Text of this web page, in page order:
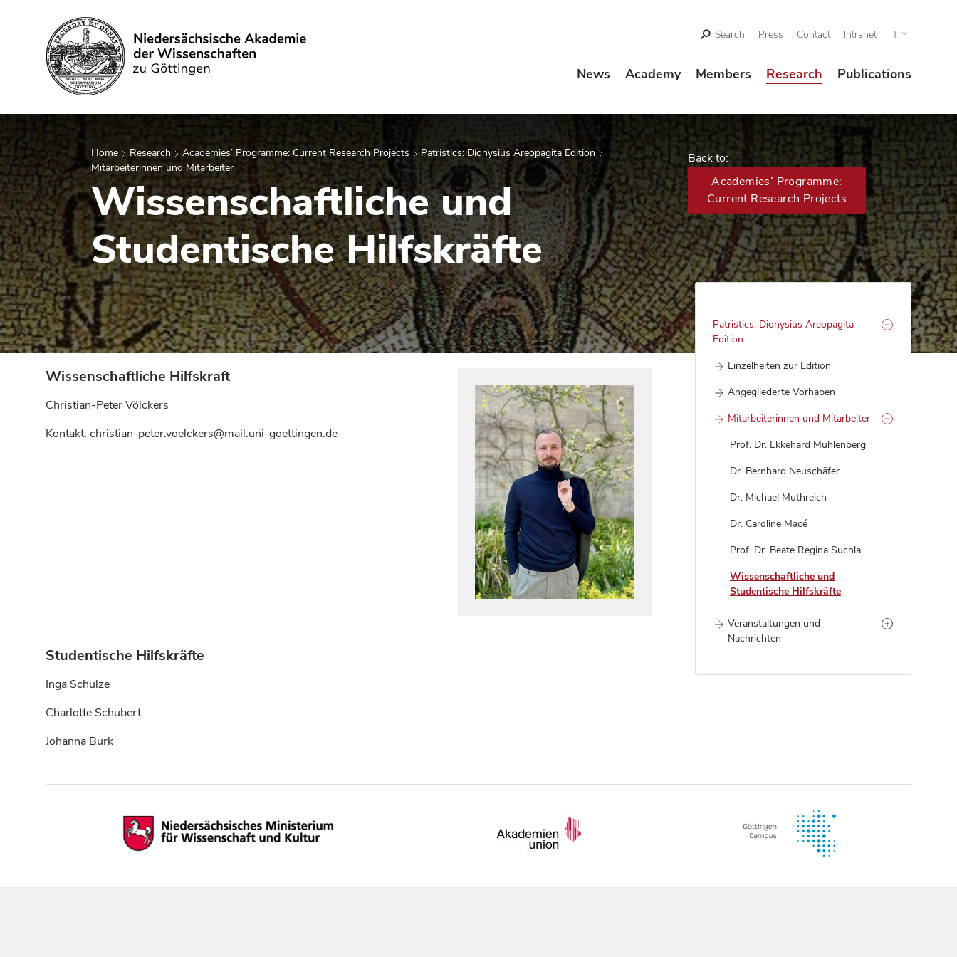
Search
Search Press Contact Intranet IT
News Academy Members Research Publications
Home Research Academies’ Programme: Current Research Projects
Patristics: Dionysius Areopagita Edition
Mitarbeiterinnen und Mitarbeiter
Wissenschaftliche und
Studentische Hilfskräfte
Back to:
Academies’ Programme:
Current Research Projects
Patristics: Dionysius Areopagita
Edition
Einzelheiten zur Edition
Angegliederte Vorhaben
Mitarbeiterinnen und Mitarbeiter
Prof. Dr. Ekkehard Mühlenberg
Dr. Bernhard Neuschäfer
Dr. Michael Muthreich
Dr. Caroline Macé
Prof. Dr. Beate Regina Suchla
Wissenschaftliche und
Studentische Hilfskräfte
Veranstaltungen und
Nachrichten
Wissenschaftliche Hilfskraft
Christian-Peter Völckers
Kontakt: christian-peter.voelckers@mail.uni-goettingen.de
Studentische Hilfskräfte
Inga Schulze
Charlotte Schubert
Johanna Burk